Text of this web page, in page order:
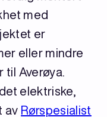
med
er
eller mindre
Averøya.
elektriske,
av Rørspesialist